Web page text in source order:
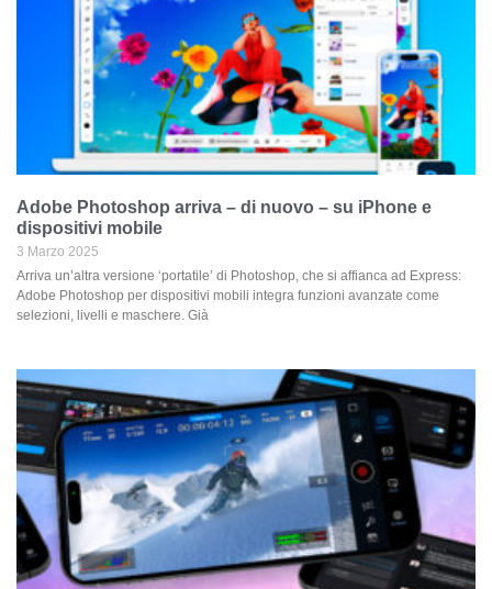
Adobe Photoshop arriva – di nuovo – su iPhone e
dispositivi mobile
3 Marzo 2025
Arriva un’altra versione ‘portatile’ di Photoshop, che si affianca ad Express:
Adobe Photoshop per dispositivi mobili integra funzioni avanzate come
selezioni, livelli e maschere. Già